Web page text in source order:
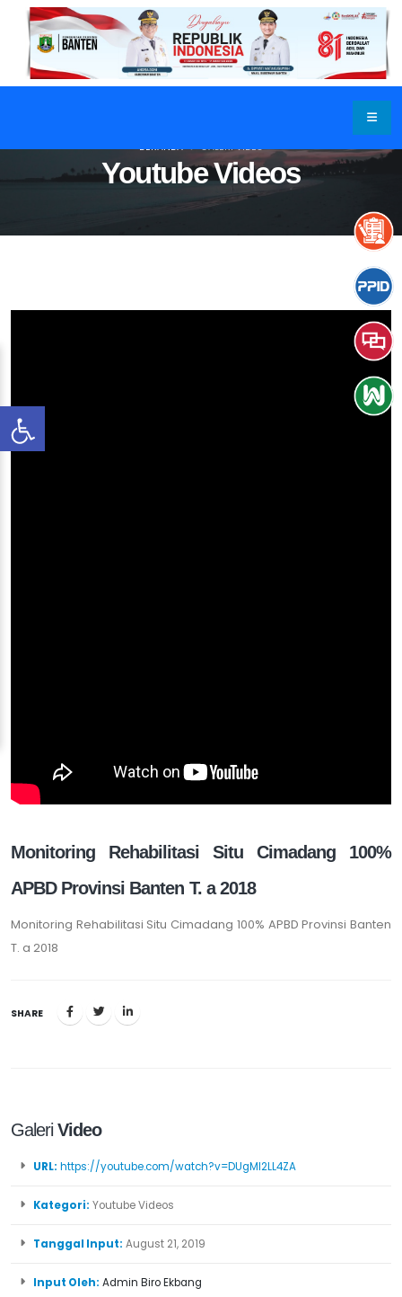
Youtube Videos
BERANDA GALERI VIDEO
Monitoring Rehabilitasi Situ Cimadang 100%
APBD Provinsi Banten T. a 2018
Monitoring Rehabilitasi Situ Cimadang 100% APBD Provinsi Banten
T. a 2018
SHARE
GaleriVideo
URL: https://youtube.com/watch?v=DUgMI2LL4ZA
Kategori: Youtube Videos
Tanggal Input: August 21, 2019
Input Oleh: Admin Biro Ekbang